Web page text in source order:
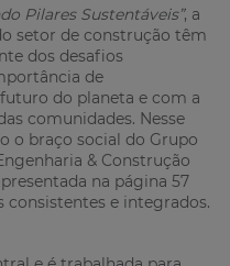
Pilares Sustentáveis”, a
setor de construção têm
dos desafios
de
do planeta e com a
comunidades. Nesse
o braço social do Grupo
& Construção
na página 57
e integrados.